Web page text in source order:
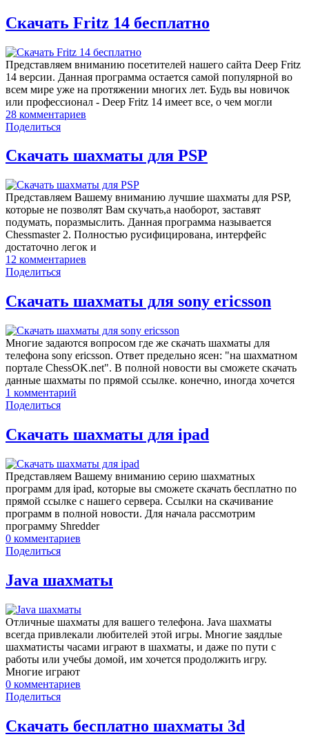
Скачать Fritz 14 бесплатно
Представляем вниманию посетителей нашего сайта Deep Fritz
14 версии. Данная программа остается самой популярной во
всем мире уже на протяжении многих лет. Будь вы новичок
или профессионал - Deep Fritz 14 имеет все, о чем могли
28 комментариев
Поделиться
Скачать шахматы для PSP
Представляем Вашему вниманию лучшие шахматы для PSP,
которые не позволят Вам скучать,а наоборот, заставят
подумать, поразмыслить. Данная программа называется
Chessmaster 2. Полностью русифицирована, интерфейс
достаточно легок и
12 комментариев
Поделиться
Скачать шахматы для sony ericsson
Многие задаются вопросом где же скачать шахматы для
телефона sony ericsson. Ответ предельно ясен: "на шахматном
портале ChessOK.net". В полной новости вы сможете скачать
данные шахматы по прямой ссылке. конечно, иногда хочется
1 комментарий
Поделиться
Скачать шахматы для ipad
Представляем Вашему вниманию серию шахматных
программ для ipad, которые вы сможете скачать бесплатно по
прямой ссылке с нашего сервера. Ссылки на скачивание
программ в полной новости. Для начала рассмотрим
программу Shredder
0 комментариев
Поделиться
Java шахматы
Отличные шахматы для вашего телефона. Java шахматы
всегда привлекали любителей этой игры. Многие заядлые
шахматисты часами играют в шахматы, и даже по пути с
работы или учебы домой, им хочется продолжить игру.
Многие играют
0 комментариев
Поделиться
Скачать бесплатно шахматы 3d